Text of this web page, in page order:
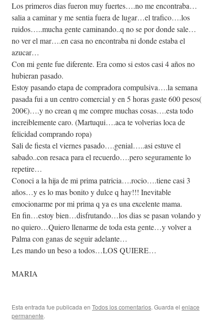
Los primeros dias fueron muy fuertes….no me encontraba…
salia a caminar y me sentia fuera de lugar…el trafico….los
ruidos…..mucha gente caminando..q no se por donde sale…
no ver el mar….en casa no encontraba ni donde estaba el
azucar…
Con mi gente fue diferente. Era como si estos casi 4 años no
hubieran pasado.
Estoy pasando etapa de compradora compulsiva….la semana
pasada fui a un centro comercial y en 5 horas gaste 600 pesos(
200€)….y no crean q me compre muchas cosas….esta todo
increiblemente caro. (Martuqui….aca te volverias loca de
felicidad comprando ropa)
Sali de fiesta el viernes pasado….genial…..asi estuve el
sabado..con resaca para el recuerdo….pero seguramente lo
repetire…
Conoci a la hija de mi prima patricia….rocio….tiene casi 3
años…y es lo mas bonito y dulce q hay!!! Inevitable
emocionarme por mi prima q ya es una excelente mama.
En fin…estoy bien…disfrutando…los dias se pasan volando y
no quiero…Quiero llenarme de toda esta gente…y volver a
Palma con ganas de seguir adelante…
Les mando un beso a todos…LOS QUIERE…
MARIA
Esta entrada fue publicada en Todos los comentarios. Guarda el enlace
permanente.